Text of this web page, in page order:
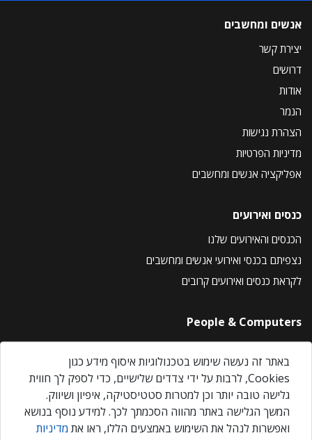
אנשים ומחשבים
יצירת קשר
דרושים
אודות
הנמר
הצהרת נגישות
מדיניות הפרטיות
אפליקציה אנשים ומחשבים
כנסים ואירועים
הכנסים והאירועים שלנו
נצפיתם בכנסי ואירועי אנשים ומחשבים
לקראת כנסים ואירועים קרובים
People & Computers
About Us
Privacy Policy
Contact Us
Our Events
באתר זה נעשה שימוש בטכנולוגיות איסוף מידע כגון
Cookies, לרבות על ידי צדדים שלישיים, כדי לספק לך חווית
גלישה טובה יותר וכן למטרות סטטיסטיקה, איפיון ושיווק.
המשך הגלישה באתר מהווה הסכמתך לכך. למידע נוסף בנושא
ואפשרות לנהל את השימוש באמצעים הללו, ראו את מדיניות